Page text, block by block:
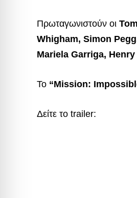
Πρωταγωνιστούν οι
Whigham, Simon
Mariela Garriga,
Το “Mission:
Δείτε το trailer: